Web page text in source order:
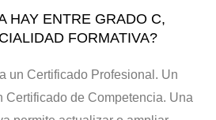
HAY ENTRE GRADO C,
FORMATIVA?
un Certificado Profesional. Un
Certificado de Competencia. Una